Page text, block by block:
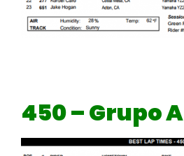
450 – Grupo A